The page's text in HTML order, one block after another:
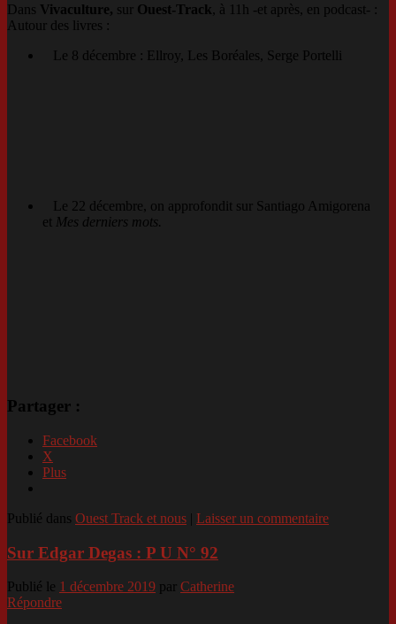
Dans Vivaculture, sur Ouest-Track, à 11h -et après, en podcast- :
Autour des livres :
Le 8 décembre : Ellroy, Les Boréales, Serge Portelli
Le 22 décembre, on approfondit sur Santiago Amigorena
et Mes derniers mots.
Partager :
Facebook
X
Plus
Publié dans Ouest Track et nous | Laisser un commentaire
Sur Edgar Degas : P U N° 92
Publié le 1 décembre 2019 par Catherine
Répondre